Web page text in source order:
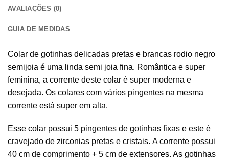
AVALIAÇÕES (0)
GUIA DE MEDIDAS
Colar de gotinhas delicadas pretas e brancas rodio negro
semijoia é uma linda semi joia fina. Romântica e super
feminina, a corrente deste colar é super moderna e
desejada. Os colares com vários pingentes na mesma
corrente está super em alta.
Esse colar possui 5 pingentes de gotinhas fixas e este é
cravejado de zirconias pretas e cristais. A corrente possui
40 cm de comprimento + 5 cm de extensores. As gotinhas